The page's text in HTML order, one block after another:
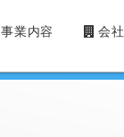
事業内容 会